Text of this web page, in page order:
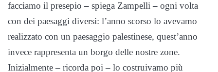
facciamo il presepio – spiega Zampelli – ogni volta
con dei paesaggi diversi: l’anno scorso lo avevamo
realizzato con un paesaggio palestinese, quest’anno
invece rappresenta un borgo delle nostre zone.
Inizialmente – ricorda poi – lo costruivamo più